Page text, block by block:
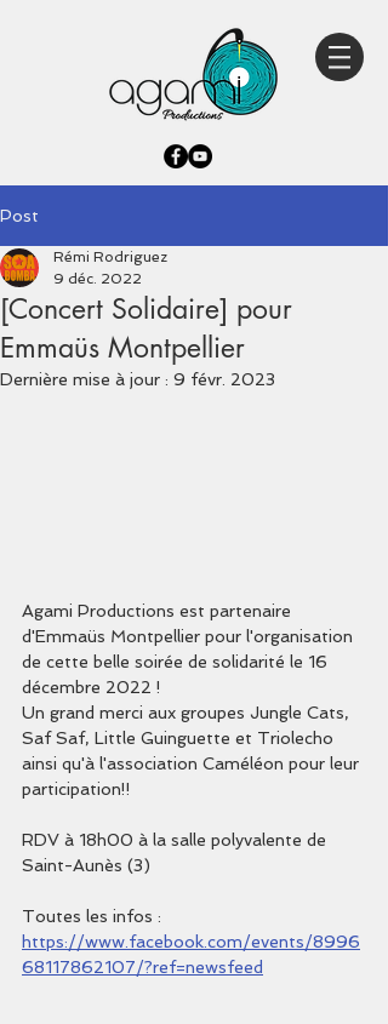
Post
[Concert Solidaire] pour
Emmaüs Montpellier
Rémi Rodriguez
9 déc. 2022
Dernière mise à jour : 9 févr. 2023
Agami Productions est partenaire
d'Emmaüs Montpellier pour l'organisation
de cette belle soirée de solidarité le 16
décembre 2022 !
Un grand merci aux groupes Jungle Cats,
Saf Saf, Little Guinguette et Triolecho
ainsi qu'à l'association Caméléon pour leur
participation!!
RDV à 18h00 à la salle polyvalente de
Saint-Aunès (3)
Toutes les infos :
https://www.facebook.com/events/8996
68117862107/?ref=newsfeed